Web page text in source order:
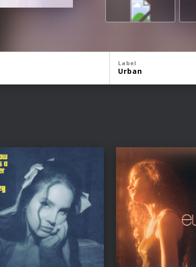
Label
Urban